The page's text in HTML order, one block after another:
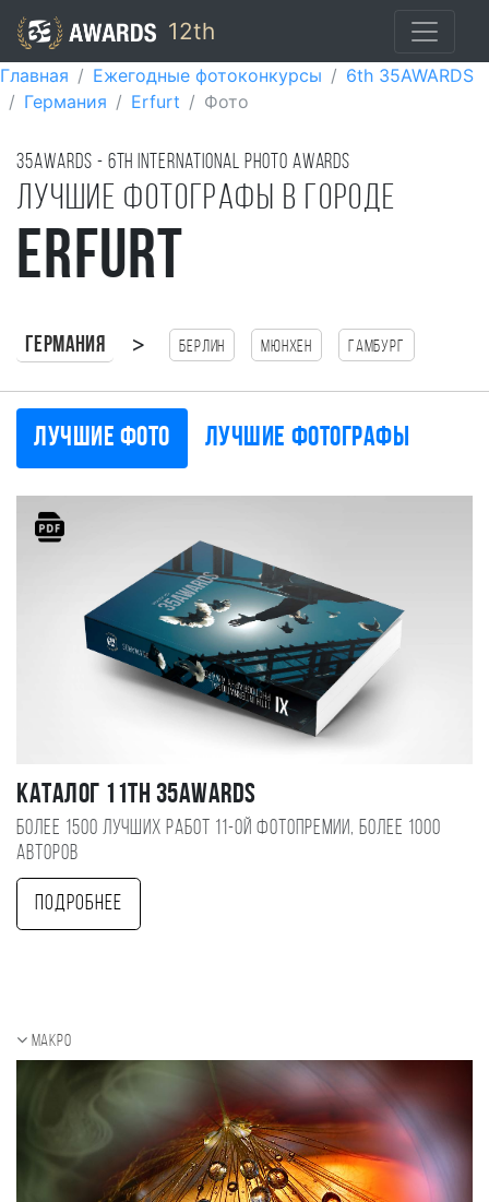
12th
Главная Ежегодные фотоконкурсы
6th 35AWARDS
Германия
Erfurt Фото
35AWARDS - 6TH international photo awards
Лучшие фотографы в городе
Erfurt
Германия > Берлин Мюнхен Гамбург
Лучшие фото Лучшие фотографы
Каталог 11TH 35AWARDS
Более 1500 лучших работ 11-ой фотопремии, более 1000
авторов
Подробнее
Макро